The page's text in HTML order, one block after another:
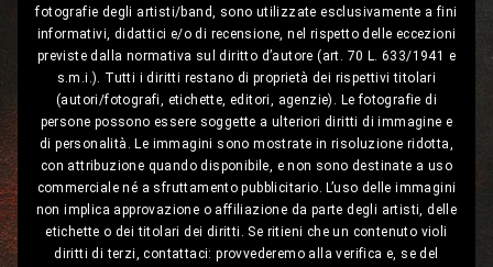
fotografie degli artisti/band, sono utilizzate esclusivamente a fini
informativi, didattici e/o di recensione, nel rispetto delle eccezioni
previste dalla normativa sul diritto d’autore (art. 70 L. 633/1941 e
s.m.i.). Tutti i diritti restano di proprietà dei rispettivi titolari
(autori/fotografi, etichette, editori, agenzie). Le fotografie di
persone possono essere soggette a ulteriori diritti di immagine e
di personalità. Le immagini sono mostrate in risoluzione ridotta,
con attribuzione quando disponibile, e non sono destinate a uso
commerciale né a sfruttamento pubblicitario. L’uso delle immagini
non implica approvazione o affiliazione da parte degli artisti, delle
etichette o dei titolari dei diritti. Se ritieni che un contenuto violi
diritti di terzi, contattaci: provvederemo alla verifica e, se del